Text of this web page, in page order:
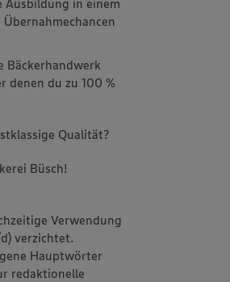
Bäckerhandwerk
du zu 100 %
Qualität?
Büsch!
Verwendung
verzichtet.
Hauptwörter
redaktionelle